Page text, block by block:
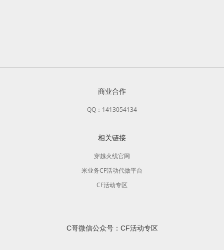
商业合作
QQ：1413054134
相关链接
穿越火线官网
米业务CF活动代做平台
CF活动专区
C哥微信公众号：CF活动专区